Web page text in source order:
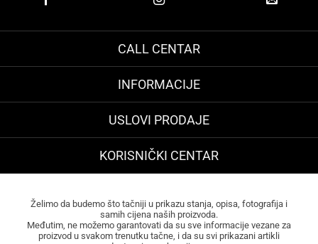
CALL CENTAR
INFORMACIJE
USLOVI PRODAJE
KORISNIČKI CENTAR
Želimo da budemo što tačniji u prikazu stanja, opisa, fotografija i
samih cijena naših proizvoda.
Međutim, ne možemo garantovati da su sve informacije vezane za
proizvod u svakom trenutku tačne, i da su svi prikazani artikli